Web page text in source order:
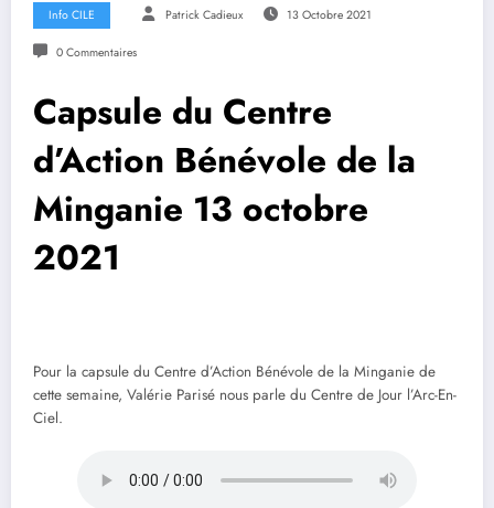
Info CILE Patrick Cadieux 13 Octobre 2021
0 Commentaires
Capsule du Centre
d’Action Bénévole de la
Minganie 13 octobre
2021
Pour la capsule du Centre d’Action Bénévole de la Minganie de
cette semaine, Valérie Parisé nous parle du Centre de Jour l’Arc-En-
Ciel.